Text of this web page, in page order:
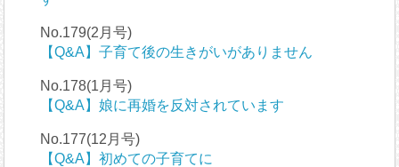
No.179(2月号)
【Q&A】子育て後の生きがいがありません
No.178(1月号)
【Q&A】娘に再婚を反対されています
No.177(12月号)
【Q&A】初めての子育てに